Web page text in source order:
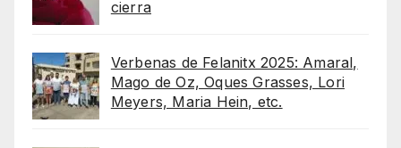
cierra
Verbenas de Felanitx 2025: Amaral,
Mago de Oz, Oques Grasses, Lori
Meyers, Maria Hein, etc.